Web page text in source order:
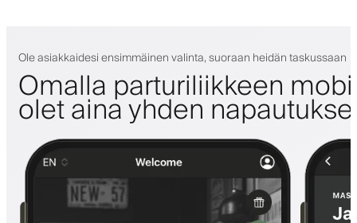
Ole asiakkaidesi ensimmäinen valinta, suoraan heidän taskussaan
Omalla parturiliikkeen
olet aina yhden